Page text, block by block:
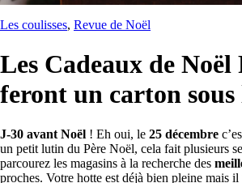
Les coulisses, Revue de Noël
Les Cadeaux de
feront un carton sous
J-30 avant Noël ! Eh oui, le 25 décembre
un petit lutin du Père Noël, cela fait plusieurs
parcourez les magasins à la recherche des
proches. Votre hotte est déjà bien pleine mais